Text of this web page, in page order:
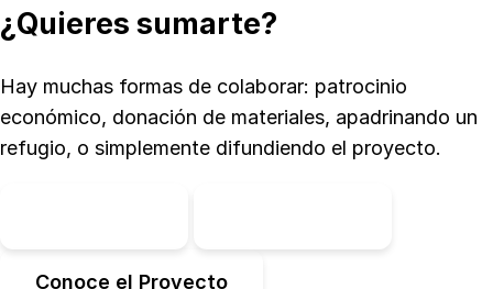
¿Quieres sumarte?
Hay muchas formas de colaborar: patrocinio
económico, donación de materiales, apadrinando un
refugio, o simplemente difundiendo el proyecto.
Conoce el Proyecto